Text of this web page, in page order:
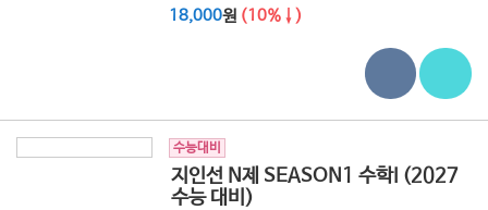
18,000원 (10%↓)
수능대비
지인선 N제 SEASON1 수학I (2027
수능 대비)